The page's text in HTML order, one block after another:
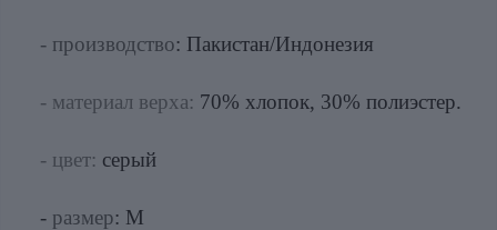
- производство: Пакистан/Индонезия
- материал верха: 70% хлопок, 30% полиэстер.
- цвет: серый
- размер: M